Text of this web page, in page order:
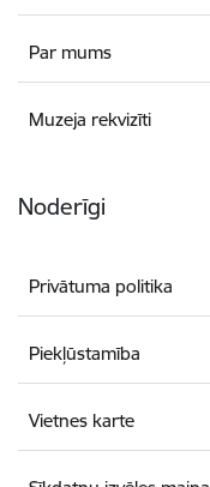
Par mums
Muzeja rekvizīti
Noderīgi
Privātuma politika
Piekļūstamība
Vietnes karte